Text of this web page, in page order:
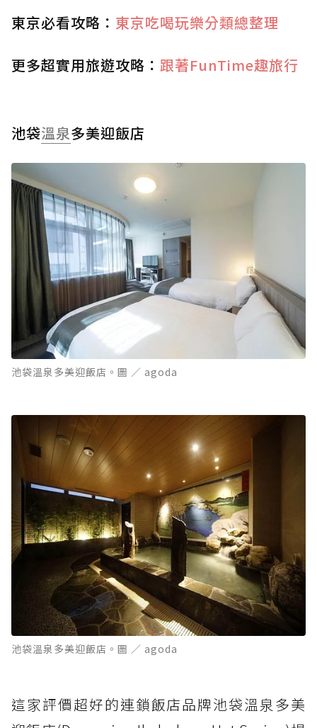
東京必看攻略： 東京吃喝玩樂分類總整理
更多超實用旅遊攻略： 跟著FunTime趣旅行
池袋溫泉多美迎飯店
池袋溫泉多美迎飯店。圖 ／ agoda
池袋溫泉多美迎飯店。圖 ／ agoda
這家評價超好的連鎖飯店品牌池袋溫泉多美